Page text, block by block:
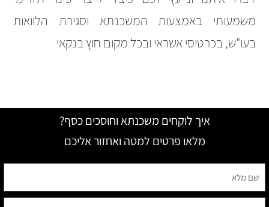
משמעותי באמצעות המשכנתא וסגירת הלוואות
בעו"ש, בכרטיסי אשראי ובכל מקום חוץ בנקאי
איך לוקחים משכנתא וחוסכים כסף?
מלאו פרטים למטה ואחזור אליכם